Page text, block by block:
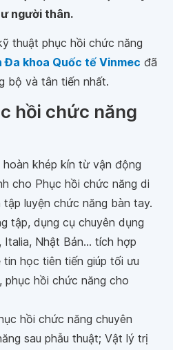
người thân.
thuật phục hồi chức năng
Đa khoa Quốc tế Vinmec đã
bộ và tân tiến nhất.
hồi chức năng
hoàn khép kín từ vận động
cho Phục hồi chức năng di
luyện chức năng bàn tay.
tập, dụng cụ chuyên dụng
Nhật Bản... tích hợp
học tiên tiến giúp tối ưu
phục hồi chức năng cho
hồi chức năng chuyên
sau phẫu thuật; Vật lý trị